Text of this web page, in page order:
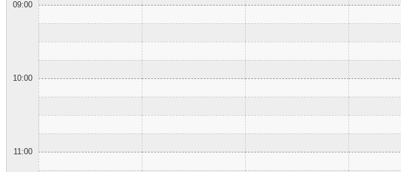
09:00
10:00
11:00